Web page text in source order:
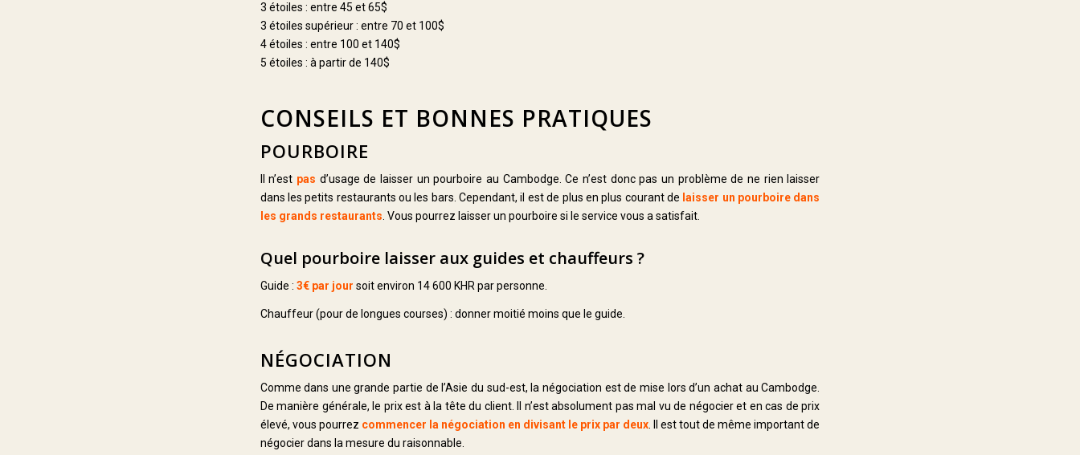
3 étoiles : entre 45 et 65$
3 étoiles supérieur : entre 70 et 100$
4 étoiles : entre 100 et 140$
5 étoiles : à partir de 140$
CONSEILS ET BONNES PRATIQUES
POURBOIRE
Il n’est pas d’usage de laisser un pourboire au Cambodge. Ce n’est donc pas un problème de ne rien laisser
dans les petits restaurants ou les bars. Cependant, il est de plus en plus courant de laisser un pourboire dans
les grands restaurants. Vous pourrez laisser un pourboire si le service vous a satisfait.
Quel pourboire laisser aux guides et chauffeurs ?
Guide : 3€ par jour soit environ 14 600 KHR par personne.
Chauffeur (pour de longues courses) : donner moitié moins que le guide.
NÉGOCIATION
Comme dans une grande partie de l’Asie du sud-est, la négociation est de mise lors d’un achat au Cambodge.
De manière générale, le prix est à la tête du client. Il n’est absolument pas mal vu de négocier et en cas de prix
élevé, vous pourrez commencer la négociation en divisant le prix par deux . Il est tout de même important de
négocier dans la mesure du raisonnable.